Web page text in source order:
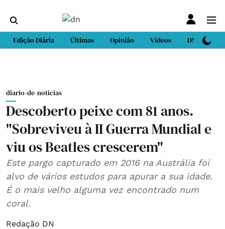
Edição Diária Últimas Opinião Vídeos DN Sport
diario-de-noticias
Descoberto peixe com 81 anos.
"Sobreviveu à II Guerra Mundial e
viu os Beatles crescerem"
Este pargo capturado em 2016 na Austrália foi
alvo de vários estudos para apurar a sua idade.
É o mais velho alguma vez encontrado num
coral.
Redação DN